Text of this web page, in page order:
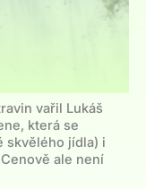
vařil Lukáš
která se
skvělého jídla) i
ale není